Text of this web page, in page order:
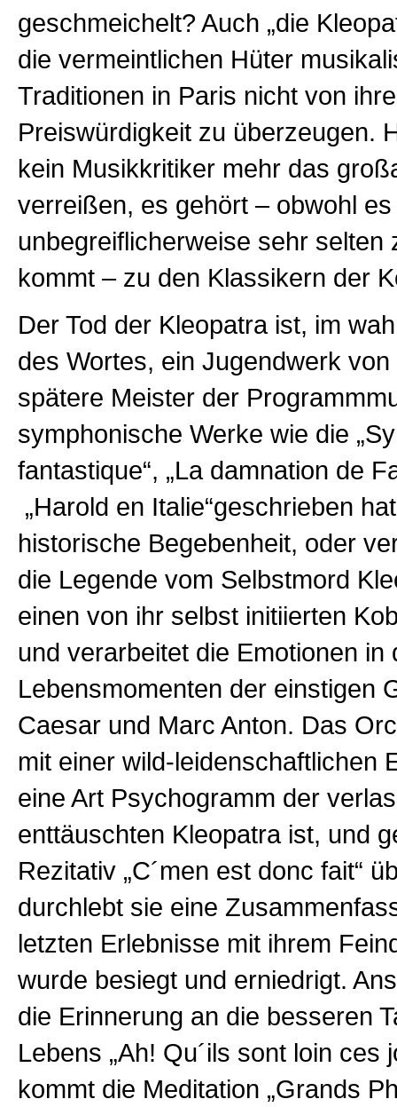
geschmeichelt? Auch „die
die vermeintlichen Hüter
Traditionen in Paris nicht von
Preiswürdigkeit zu überzeugen.
kein Musikkritiker mehr das
verreißen, es gehört – obwohl es
unbegreiflicherweise sehr selten
kommt – zu den Klassikern der
Der Tod der Kleopatra ist, im
des Wortes, ein Jugendwerk
spätere Meister der
symphonische Werke wie die „
fantastique“, „La damnation de
„Harold en Italie“geschrieben
historische Begebenheit, oder
die Legende vom Selbstmord
einen von ihr selbst initiierten
und verarbeitet die Emotionen in
Lebensmomenten der einstigen
Caesar und Marc Anton. Das
mit einer wild-leidenschaftlichen
eine Art Psychogramm der
enttäuschten Kleopatra ist, und
Rezitativ „C´men est donc fait“
durchlebt sie eine
letzten Erlebnisse mit ihrem
wurde besiegt und erniedrigt.
die Erinnerung an die besseren
Lebens „Ah! Qu´ils sont loin ces
kommt die Meditation „Grands